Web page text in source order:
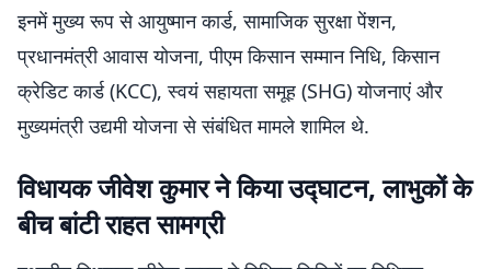
इनमें मुख्य रूप से आयुष्मान कार्ड, सामाजिक सुरक्षा पेंशन,
प्रधानमंत्री आवास योजना, पीएम किसान सम्मान निधि, किसान
क्रेडिट कार्ड (KCC), स्वयं सहायता समूह (SHG) योजनाएं और
मुख्यमंत्री उद्यमी योजना से संबंधित मामले शामिल थे.
विधायक जीवेश कुमार ने किया उद्घाटन, लाभुकों के
बीच बांटी राहत सामग्री